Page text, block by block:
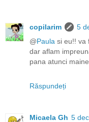
copilarim
5
@Paula si eu!! va
dar aflam
pana atunci
Răspundeți
Micaela Gh 5